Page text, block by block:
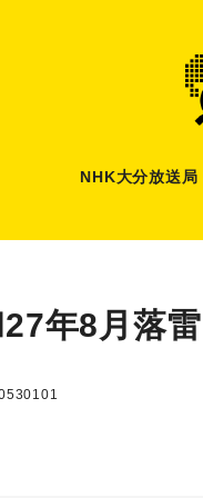
NHK大分放送局
27年8月落